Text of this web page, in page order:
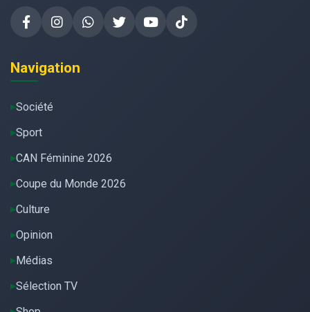
Navigation
Société
Sport
CAN Féminine 2026
Coupe du Monde 2026
Culture
Opinion
Médias
Sélection TV